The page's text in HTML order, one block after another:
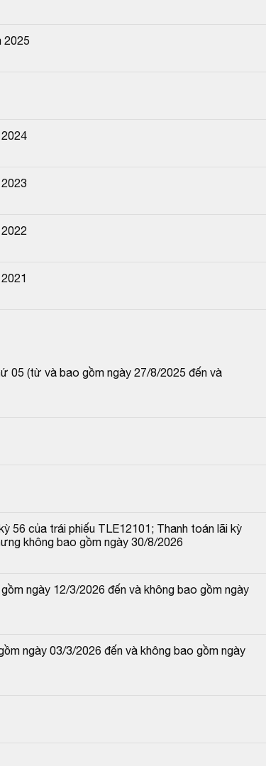
2025
05 (từ và bao gồm ngày 27/8/2025 đến và
56 của trái phiếu TLE12101; Thanh toán lãi kỳ
không bao gồm ngày 30/8/2026
ngày 12/3/2026 đến và không bao gồm ngày
ngày 03/3/2026 đến và không bao gồm ngày